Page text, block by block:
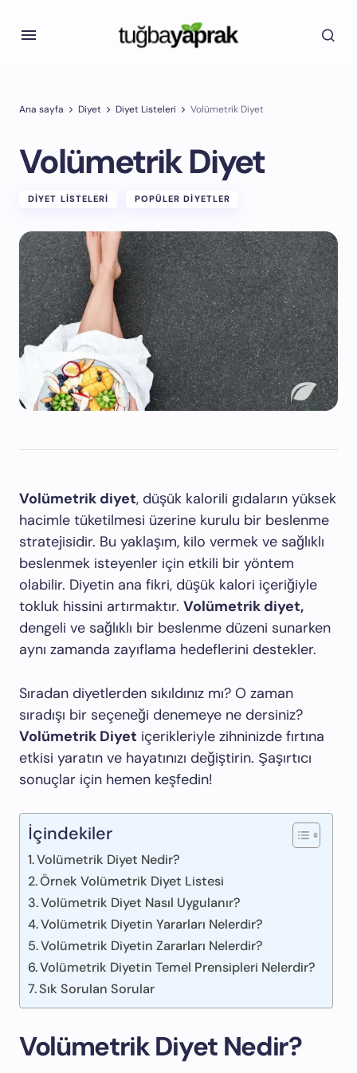
Ana sayfa Diyet Diyet Listeleri Volümetrik Diyet
Volümetrik Diyet
DIYET LISTELERI POPÜLER DIYETLER
Volümetrik diyet, düşük kalorili gıdaların yüksek
hacimle tüketilmesi üzerine kurulu bir beslenme
stratejisidir. Bu yaklaşım, kilo vermek ve sağlıklı
beslenmek isteyenler için etkili bir yöntem
olabilir. Diyetin ana fikri, düşük kalori içeriğiyle
tokluk hissini artırmaktır. Volümetrik diyet,
dengeli ve sağlıklı bir beslenme düzeni sunarken
aynı zamanda zayıflama hedeflerini destekler.
Sıradan diyetlerden sıkıldınız mı? O zaman
sıradışı bir seçeneği denemeye ne dersiniz?
Volümetrik Diyet içerikleriyle zihninizde fırtına
etkisi yaratın ve hayatınızı değiştirin. Şaşırtıcı
sonuçlar için hemen keşfedin!
İçindekiler
Volümetrik Diyet Nedir?
Örnek Volümetrik Diyet Listesi
Volümetrik Diyet Nasıl Uygulanır?
Volümetrik Diyetin Yararları Nelerdir?
Volümetrik Diyetin Zararları Nelerdir?
Volümetrik Diyetin Temel Prensipleri Nelerdir?
Sık Sorulan Sorular
Volümetrik Diyet Nedir?